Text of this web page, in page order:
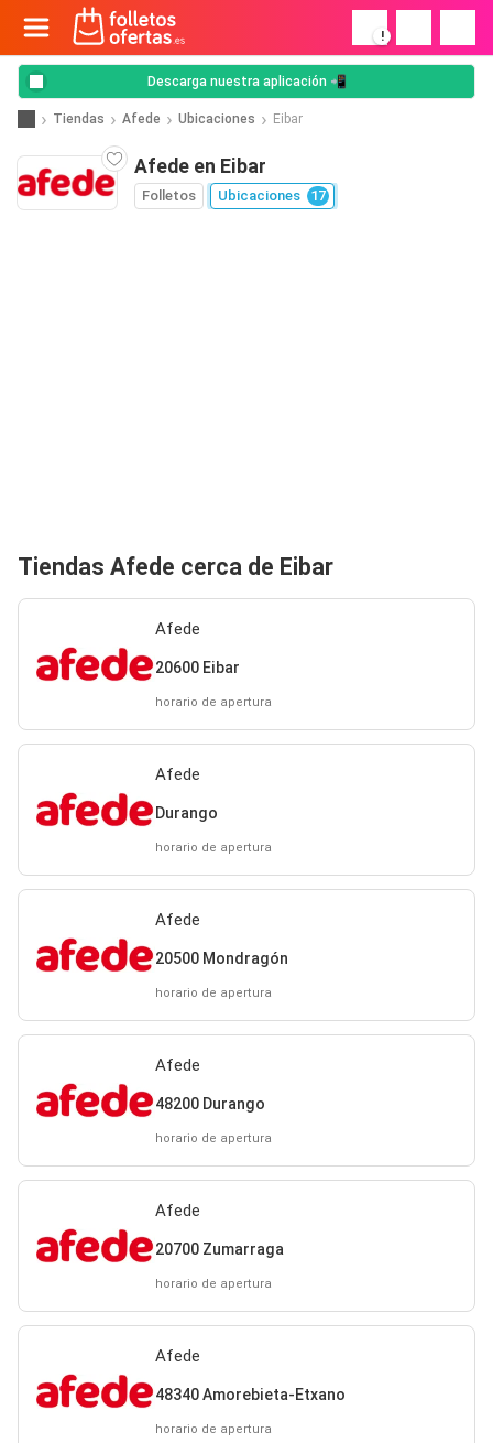
!
Descarga nuestra aplicación 📲
Tiendas Afede Ubicaciones Eibar
Afede en Eibar
Folletos Ubicaciones 17
Tiendas Afede cerca de Eibar
Afede
20600 Eibar
horario de apertura
Afede
Durango
horario de apertura
Afede
20500 Mondragón
horario de apertura
Afede
48200 Durango
horario de apertura
Afede
20700 Zumarraga
horario de apertura
Afede
48340 Amorebieta-Etxano
horario de apertura